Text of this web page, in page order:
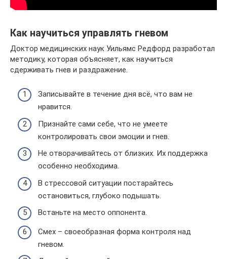
Как научиться управлять гневом
Доктор медицинских наук Уильямс Редфорд разработал
методику, которая объясняет, как научиться
сдерживать гнев и раздражение.
Записывайте в течение дня всё, что вам не
нравится.
Признайте сами себе, что не умеете
контролировать свои эмоции и гнев.
Не отворачивайтесь от близких. Их поддержка
особенно необходима.
В стрессовой ситуации постарайтесь
остановиться, глубоко подышать.
Встаньте на место оппонента.
Смех – своеобразная форма контроля над
гневом.